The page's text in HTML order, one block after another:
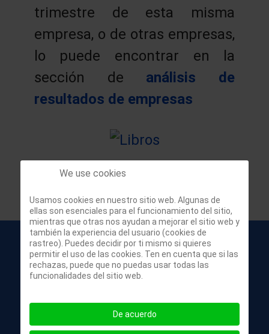
trimestre de esta misma
empresa, o de otras empresas,
lo puede encontrar en la
sección de análisis de
resultados de empresas
We use cookies
Usamos cookies en nuestro sitio web. Algunas de
ellas son esenciales para el funcionamiento del sitio,
mientras que otras nos ayudan a mejorar el sitio web y
también la experiencia del usuario (cookies de
rastreo). Puedes decidir por ti mismo si quieres
permitir el uso de las cookies. Ten en cuenta que si las
rechazas, puede que no puedas usar todas las
funcionalidades del sitio web.
De acuerdo